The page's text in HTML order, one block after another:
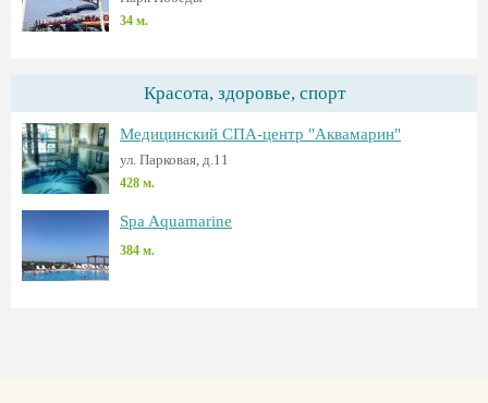
34 м.
Красота, здоровье, спорт
Медицинский СПА-центр "Аквамарин"
ул. Парковая, д.11
428 м.
Spa Aquamarine
384 м.